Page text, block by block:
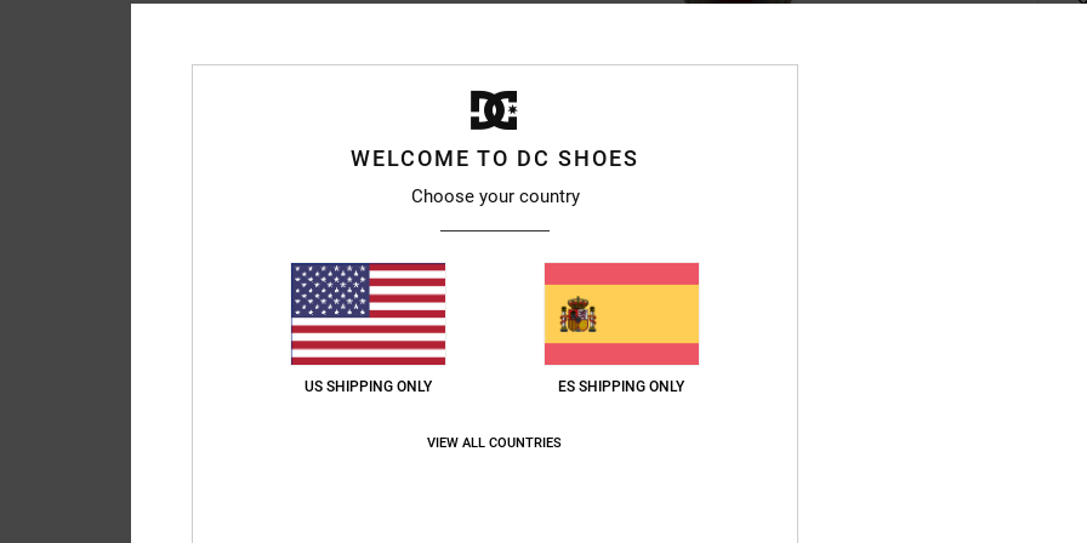
WELCOME TO DC SHOES
Choose your country
US SHIPPING ONLY ES SHIPPING ONLY
VIEW ALL COUNTRIES